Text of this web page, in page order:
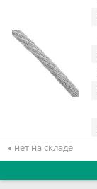
нет на складе